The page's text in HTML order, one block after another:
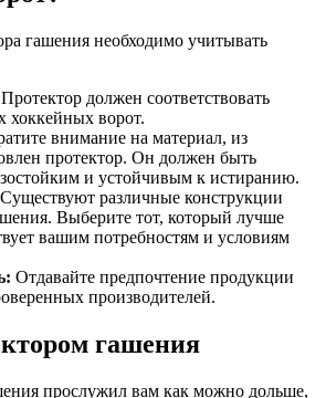
гашения необходимо учитывать
Протектор должен соответствовать
хоккейных ворот.
внимание на материал, из
протектор. Он должен быть
и устойчивым к истиранию.
Существуют различные конструкции
Выберите тот, который лучше
вашим потребностям и условиям
Отдавайте предпочтение продукции
производителей.
гашения
прослужил вам как можно дольше,